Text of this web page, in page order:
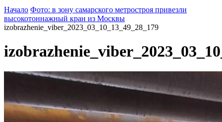
Начало Фото: в зону самарского метростроя привезли
высокотоннажный кран из Москвы
izobrazhenie_viber_2023_03_10_13_49_28_179